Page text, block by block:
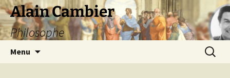
Aller
au
contenu
Alain Cambier
Philosophe
Menu